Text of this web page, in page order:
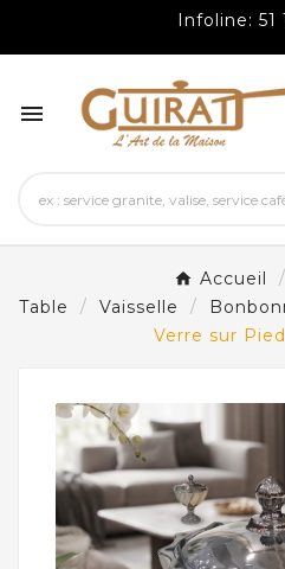
Infoline: 51

Accueil
Table
Vaisselle
Verre sur